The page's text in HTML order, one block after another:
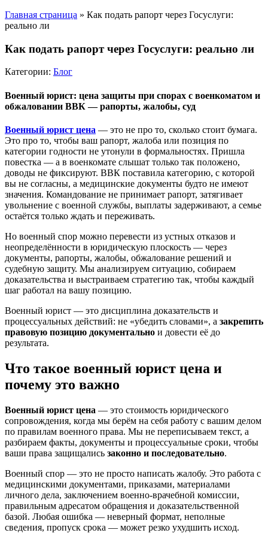
Главная страница » Как подать рапорт через Госуслуги:
реально ли
Как подать рапорт через Госуслуги: реально ли
Категории: Блог
Военный юрист: цена защиты при спорах с военкоматом и
обжаловании ВВК — рапорты, жалобы, суд
Военный юрист цена — это не про то, сколько стоит бумага.
Это про то, чтобы ваш рапорт, жалоба или позиция по
категории годности не утонули в формальностях. Пришла
повестка — а в военкомате слышат только так положено,
доводы не фиксируют. ВВК поставила категорию, с которой
вы не согласны, а медицинские документы будто не имеют
значения. Командование не принимает рапорт, затягивает
увольнение с военной службы, выплаты задерживают, а семье
остаётся только ждать и переживать.
Но военный спор можно перевести из устных отказов и
неопределённости в юридическую плоскость — через
документы, рапорты, жалобы, обжалование решений и
судебную защиту. Мы анализируем ситуацию, собираем
доказательства и выстраиваем стратегию так, чтобы каждый
шаг работал на вашу позицию.
Военный юрист — это дисциплина доказательств и
процессуальных действий: не «убедить словами», а закрепить
правовую позицию документально и довести её до
результата.
Что такое военный юрист цена и
почему это важно
Военный юрист цена — это стоимость юридического
сопровождения, когда мы берём на себя работу с вашим делом
по правилам военного права. Мы не переписываем текст, а
разбираем факты, документы и процессуальные сроки, чтобы
ваши права защищались законно и последовательно.
Военный спор — это не просто написать жалобу. Это работа с
медицинскими документами, приказами, материалами
личного дела, заключением военно-врачебной комиссии,
правильным адресатом обращения и доказательственной
базой. Любая ошибка — неверный формат, неполные
сведения, пропуск срока — может резко ухудшить исход.